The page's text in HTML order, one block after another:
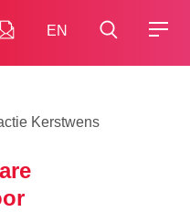
EN
Kerstwens